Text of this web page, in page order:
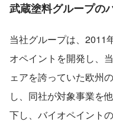
武蔵塗料グループの
当社グループは、2011
オペイントを開発し、
ェアを誇っていた欧州
し、同社が対象事業を
下し、バイオペイント